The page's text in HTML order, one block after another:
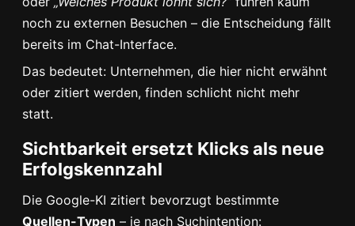
noch zu externen Besuchen – die Entscheidung fällt
bereits im Chat-Interface.
Das bedeutet: Unternehmen, die hier nicht erwähnt
oder zitiert werden, finden schlicht nicht mehr
statt.
Sichtbarkeit ersetzt Klicks als neue
Erfolgskennzahl
Die Google-KI zitiert bevorzugt bestimmte
Quellen-Typen – je nach Suchintention: